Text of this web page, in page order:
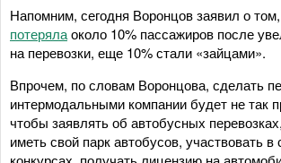
Напомним, сегодня Воронцов заявил о
потерялаоколо 10% пассажиров после
на перевозки, еще 10% стали «зайцами».
Впрочем, по словам Воронцова, сделать
интермодальными компании будет не так
чтобы заявлять об автобусных
иметь свой парк автобусов, участвовать